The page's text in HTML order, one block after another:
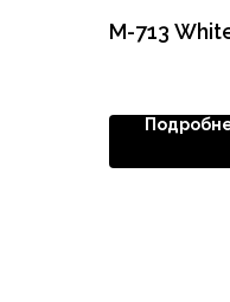
M-713